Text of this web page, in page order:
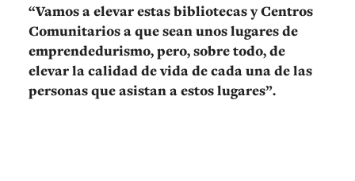
“Vamos a elevar estas bibliotecas y Centros
Comunitarios a que sean unos lugares de
emprendedurismo, pero, sobre todo, de
elevar la calidad de vida de cada una de las
personas que asistan a estos lugares”.